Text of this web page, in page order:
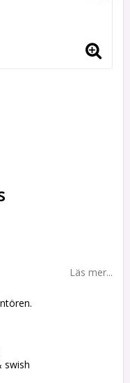
Läs mer...
swish